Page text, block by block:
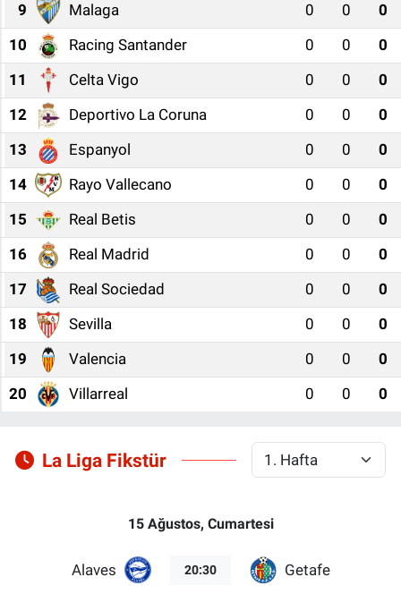
9
Malaga 0 0
0
10
Racing Santander 0 0
0
11
Celta Vigo 0 0
0
12
Deportivo La Coruna 0 0
0
13
Espanyol 0 0
0
14
Rayo Vallecano 0 0
0
15
Real Betis 0 0
0
16
Real Madrid 0 0
0
17
Real Sociedad 0 0
0
18
Sevilla 0 0
0
19
Valencia 0 0
0
20
Villarreal 0 0 0
La Liga Fikstür
15 Ağustos, Cumartesi
Alaves 20:30 Getafe